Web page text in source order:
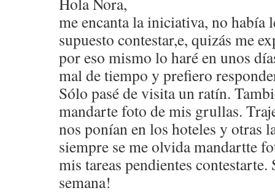
me encanta la iniciativa, no había
supuesto contestar,e, quizás me
por eso mismo lo haré en unos
mal de tiempo y prefiero
Sólo pasé de visita un ratín.
mandarte foto de mis grullas.
nos ponían en los hoteles y otras
siempre se me olvida mandartte
mis tareas pendientes contestarte.
semana!